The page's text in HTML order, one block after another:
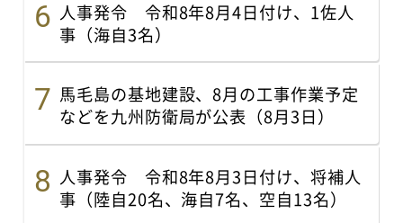
人事発令 令和8年8月4日付け、1佐人
事（海自3名）
馬毛島の基地建設、8月の工事作業予定
などを九州防衛局が公表（8月3日）
人事発令 令和8年8月3日付け、将補人
事（陸自20名、海自7名、空自13名）